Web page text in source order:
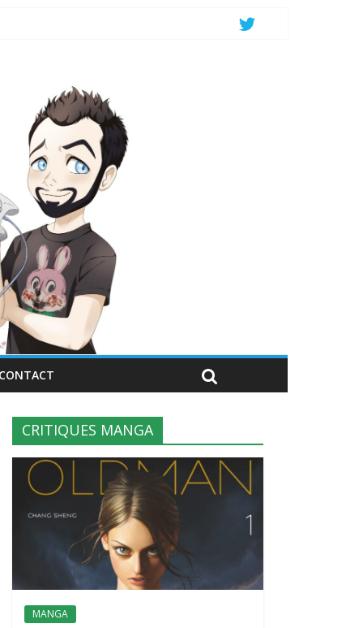
CONTACT
CRITIQUES MANGA
MANGA